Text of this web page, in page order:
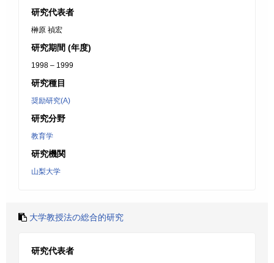
研究代表者
榊原 禎宏
研究期間 (年度)
1998 – 1999
研究種目
奨励研究(A)
研究分野
教育学
研究機関
山梨大学
大学教授法の総合的研究
研究代表者